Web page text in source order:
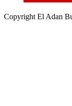
Copyright El Adan